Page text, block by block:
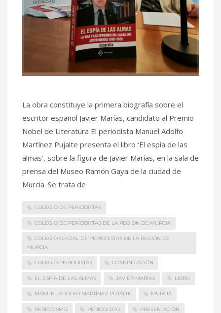
La obra constituye la primera biografía sobre el
escritor español Javier Marías, candidato al Premio
Nobel de Literatura El periodista Manuel Adolfo
Martínez Pujalte presenta el libro ‘El espía de las
almas’, sobre la figura de Javier Marías, en la sala de
prensa del Museo Ramón Gaya de la ciudad de
Murcia. Se trata de
COLEGIO DE PERIODISTAS
COLEGIO DE PERIODISTAS DE LA REGIÓN DE MURCIA
COLEGIO OFICIAL DE PERIODISTAS DE LA REGIÓN DE
MURCIA
COLEGIO PERIODISTAS COMUNICACIÓN
EL ESPÍA DE LAS ALMAS JAVIER MARÍAS LIBRO
MANUEL ADOLFO MARTÍNEZ PUJALTE MURCIA
PERIODISMO PERIODISTAS PRESENTACIÓN